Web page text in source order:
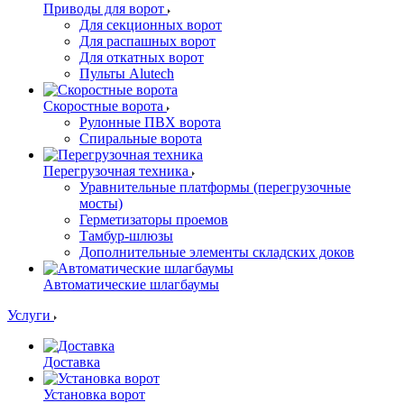
Приводы для ворот
Для секционных ворот
Для распашных ворот
Для откатных ворот
Пульты Alutech
Скоростные ворота
Рулонные ПВХ ворота
Спиральные ворота
Перегрузочная техника
Уравнительные платформы (перегрузочные
мосты)
Герметизаторы проемов
Тамбур-шлюзы
Дополнительные элементы складских доков
Автоматические шлагбаумы
Услуги
Доставка
Установка ворот